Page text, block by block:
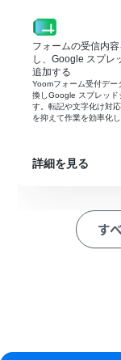
定の閾値を下
れるよう条
最後に、オ
クションを設
旨を通知しま
※「トリガー」：
■このワークフロ
を指定して
分岐機能で
行するか、
を連携して
フォームの受信内
し、Google スプレ
追加する
Yoomフォーム受付デ
換しGoogle スプレッ
す。転記や文字化け対
を抑えて作業を効率化し
詳細を見る
す